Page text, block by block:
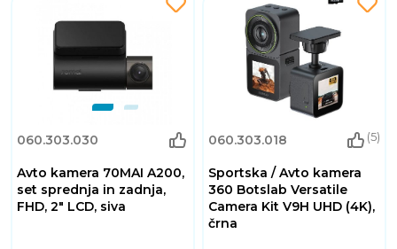
060.303.030
Avto kamera 70MAI A200,
set sprednja in zadnja,
FHD, 2" LCD, siva
060.303.018 (5)
Sportska / Avto kamera
360 Botslab Versatile
Camera Kit V9H UHD (4K),
črna